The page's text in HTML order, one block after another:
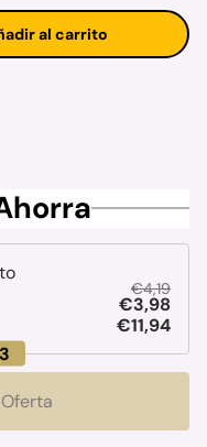
al carrito
€4,19
€3,98
€11,94